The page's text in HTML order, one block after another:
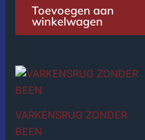
Toevoegen aan
winkelwagen
VARKENSRUG ZONDER
BEEN